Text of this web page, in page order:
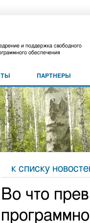
и поддержка свободного
обеспечения
ПАРТНЕРЫ
к списку
Во что